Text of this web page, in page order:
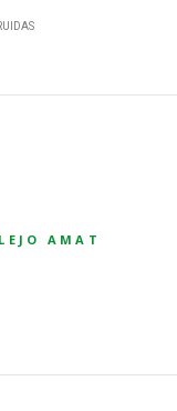
AMAT